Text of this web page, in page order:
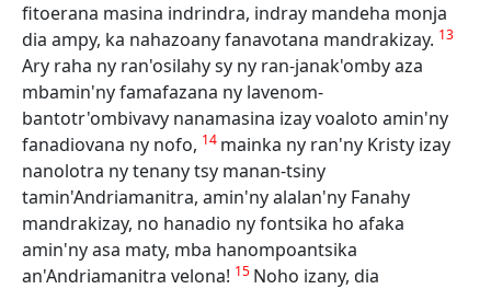
fitoerana masina indrindra, indray mandeha monja
dia ampy, ka nahazoany fanavotana mandrakizay. 13
Ary raha ny ran'osilahy sy ny ran-janak'omby aza
mbamin'ny famafazana ny lavenom-
bantotr'ombivavy nanamasina izay voaloto amin'ny
fanadiovana ny nofo, 14 mainka ny ran'ny Kristy izay
nanolotra ny tenany tsy manan-tsiny
tamin'Andriamanitra, amin'ny alalan'ny Fanahy
mandrakizay, no hanadio ny fontsika ho afaka
amin'ny asa maty, mba hanompoantsika
an'Andriamanitra velona! 15 Noho izany, dia